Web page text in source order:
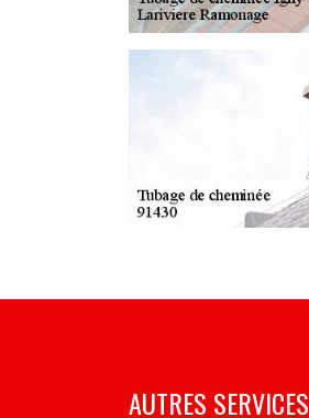
AUTRES SERVICES